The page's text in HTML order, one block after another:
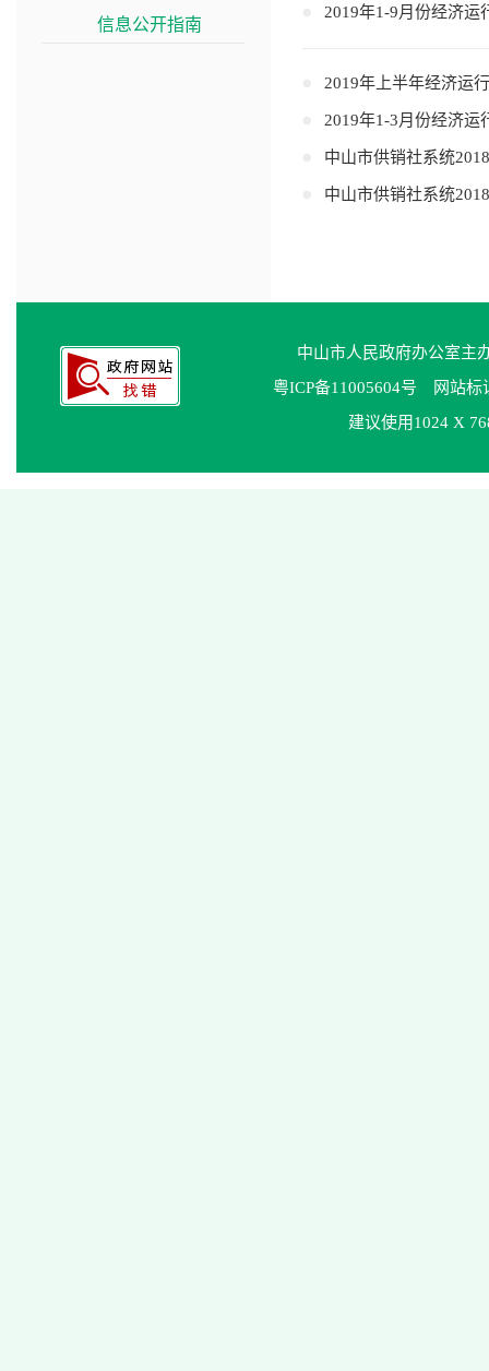
信息公开指南
2019年1-9月份经济运
2019年上半年经济运
2019年1-3月份经济运
中山市供销社系统
中山市供销社系统
中山市人民政府办公室
粤ICP备11005604号 网站标
建议使用1024 X